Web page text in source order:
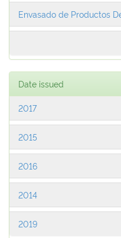
Envasado de Productos
Date issued
2017
2015
2016
2014
2019